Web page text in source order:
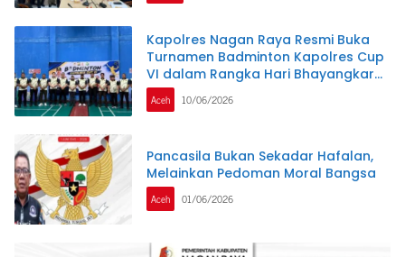
Kapolres Nagan Raya Resmi Buka
Turnamen Badminton Kapolres Cup
VI dalam Rangka Hari Bhayangkara
ke-80
Aceh 10/06/2026
Pancasila Bukan Sekadar Hafalan,
Melainkan Pedoman Moral Bangsa
Aceh 01/06/2026